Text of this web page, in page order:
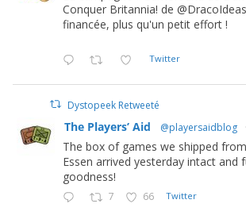
Conquer Britannia! de
financée, plus qu'un petit effort !
Twitter
Dystopeek Retweeté
The Players’ Aid @playersaidblog
The box of games we shipped from
Essen arrived yesterday intact and
goodness!
7 66 Twitter